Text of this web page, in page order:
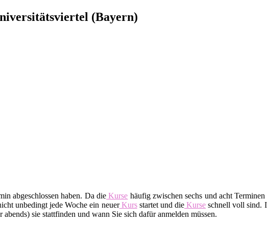
(Bayern)
abgeschlossen haben. Da die Kurse häufig zwischen sechs und acht
unbedingt jede Woche ein neuerKursstartet und dieKurse schnell voll sind.
sie stattfinden und wann Sie sich dafür anmelden müssen.